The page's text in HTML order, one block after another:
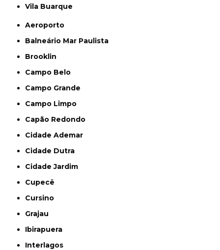
Vila Buarque
Aeroporto
Balneário Mar Paulista
Brooklin
Campo Belo
Campo Grande
Campo Limpo
Capão Redondo
Cidade Ademar
Cidade Dutra
Cidade Jardim
Cupecê
Cursino
Grajau
Ibirapuera
Interlagos